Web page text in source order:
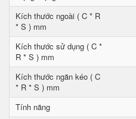
Kích thước ngoài ( C * R
* S ) mm
Kích thước sử dụng ( C *
R * S ) mm
Kích thước ngăn kéo ( C
* R * S ) mm
Tính năng